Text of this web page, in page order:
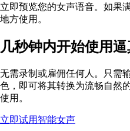
立即预览您的女声语音。如果
地方使用。
几秒钟内开始使用
无需录制或雇佣任何人。只需
色，即可将其转换为流畅自然
使用。
立即试用智能女声